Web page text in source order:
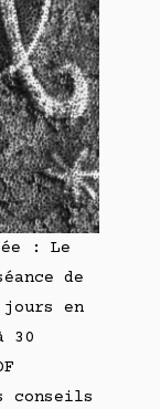
: Le
de
en
30
conseils